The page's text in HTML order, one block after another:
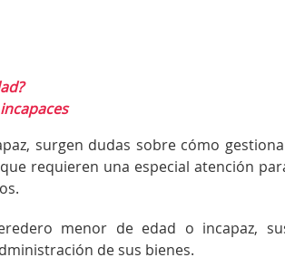
surgen dudas sobre cómo
requieren una especial atención
menor de edad o incapaz,
de sus bienes.